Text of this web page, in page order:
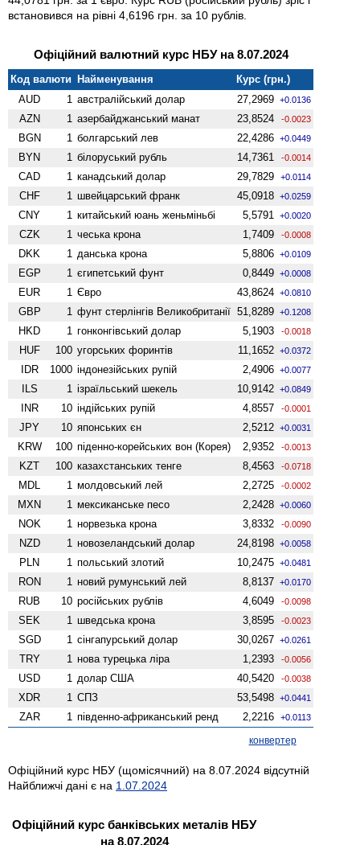
встановився на рівні 4,6196 грн. за 10 рублів.
Офіційний валютний курс НБУ на 8.07.2024
Код валюти Найменування
Курс (грн.)
AUD
1 австралійський долар 27,2969 +0.0136
AZN 1 азербайджанський манат 23,8524 -0.0023
BGN 1 болгарський лев 22,4286 +0.0449
BYN 1 білоруський рубль 14,7361 -0.0014
CAD 1 канадський долар 29,7829 +0.0114
CHF 1 швейцарський франк 45,0918 +0.0259
CNY 1 китайський юань женьмiньбi 5,5791 +0.0020
CZK 1 чеська крона 1,7409 -0.0008
DKK 1 данська крона 5,8806 +0.0109
EGP 1 єгипетський фунт 0,8449 +0.0008
EUR 1 Євро 43,8624 +0.0810
GBP 1 фунт стерлінгів Велико­британії 51,8289 +0.1208
HKD 1 гонконгівський долар 5,1903 -0.0018
HUF 100 угорських форинтів 11,1652 +0.0372
IDR 1000 індонезійських рупій 2,4906 +0.0077
ILS 1 ізраїльський шекель 10,9142 +0.0849
INR 10 індійських рупій 4,8557 -0.0001
JPY 10 японських єн 2,5212 +0.0031
KRW 100 піденно-корейських вон (Корея) 2,9352 -0.0013
KZT 100 казахстанських тенге 8,4563 -0.0718
MDL 1 молдовський лей 2,2725 -0.0002
MXN 1 мексиканське песо 2,2428 +0.0060
NOK 1 норвезька крона 3,8332 -0.0090
NZD 1 ново­зеландський долар 24,8198 +0.0058
PLN 1 польський злотий 10,2475 +0.0481
RON 1 новий румунський лей 8,8137 +0.0170
RUB 10 російських рублів 4,6049 -0.0098
SEK 1 шведська крона 3,8595 -0.0023
SGD 1 сінгапурський долар 30,0267 +0.0261
TRY 1 нова турецька ліра 1,2393 -0.0056
USD 1 долар США 40,5420 -0.0038
XDR 1 СПЗ 53,5498 +0.0441
ZAR 1 південно-африканський ренд 2,2216 +0.0113
конвертер
Офіційний курс НБУ (щомісячний) на 8.07.2024 відсутній
Найближчі дані є на 1.07.2024
Офіційний курс банківських металів НБУ
на 8.07.2024